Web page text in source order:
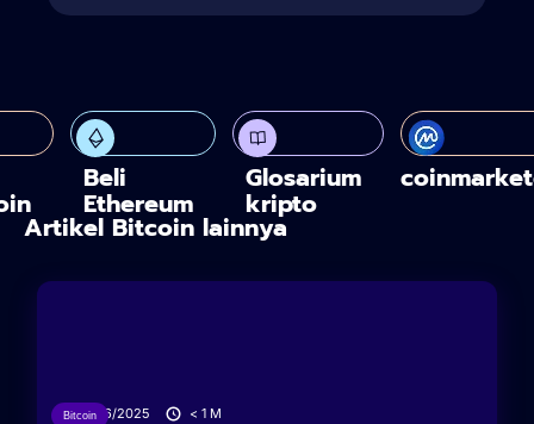
Beli
Ethereum
Glosarium
kripto
Artikel Bitcoin lainnya
Bitcoin
27/06/2025 < 1 M